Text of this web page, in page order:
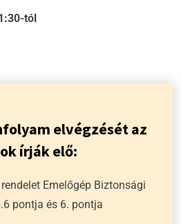
tól
elvégzését az
írják elő:
Emelőgép Biztonsági
pontja és 6. pontja